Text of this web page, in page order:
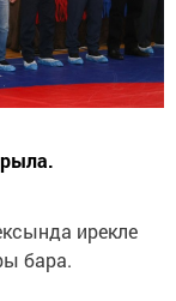
ирекле
бара.